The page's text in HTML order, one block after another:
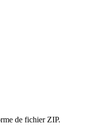
de fichier ZIP.